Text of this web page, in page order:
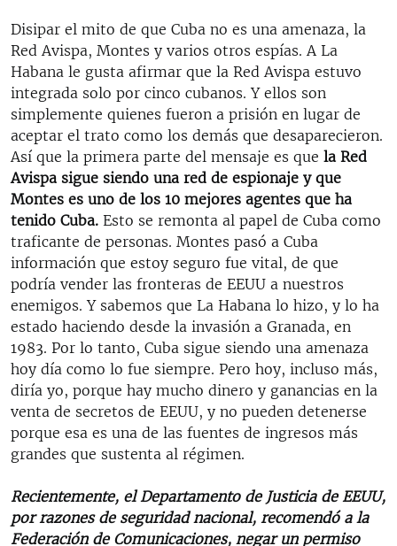
Disipar el mito de que Cuba no es una amenaza, la
Red Avispa, Montes y varios otros espías. A La
Habana le gusta afirmar que la Red Avispa estuvo
integrada solo por cinco cubanos. Y ellos son
simplemente quienes fueron a prisión en lugar de
aceptar el trato como los demás que desaparecieron.
Así que la primera parte del mensaje es que la Red
Avispa sigue siendo una red de espionaje y que
Montes es uno de los 10 mejores agentes que ha
tenido Cuba. Esto se remonta al papel de Cuba como
traficante de personas. Montes pasó a Cuba
información que estoy seguro fue vital, de que
podría vender las fronteras de EEUU a nuestros
enemigos. Y sabemos que La Habana lo hizo, y lo ha
estado haciendo desde la invasión a Granada, en
1983. Por lo tanto, Cuba sigue siendo una amenaza
hoy día como lo fue siempre. Pero hoy, incluso más,
diría yo, porque hay mucho dinero y ganancias en la
venta de secretos de EEUU, y no pueden detenerse
porque esa es una de las fuentes de ingresos más
grandes que sustenta al régimen.
Recientemente, el Departamento de Justicia de EEUU,
por razones de seguridad nacional, recomendó a la
Federación de Comunicaciones, negar un permiso